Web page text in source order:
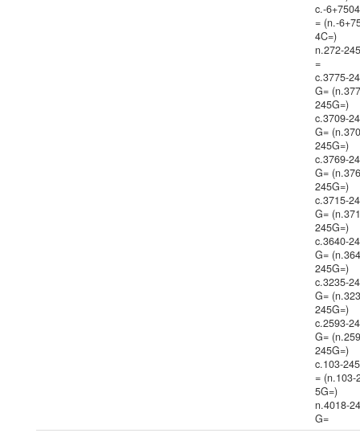
c.-
= (n.-
4C=)
n.272-
=
c.3775-
G=
245G=)
c.3709-
G=
245G=)
c.3769-
G=
245G=)
c.3715-
G=
245G=)
c.3640-
G=
245G=)
c.3235-
G=
245G=)
c.2593-
G=
245G=)
c.103-
= (n.103-
5G=)
n.4018-
G=